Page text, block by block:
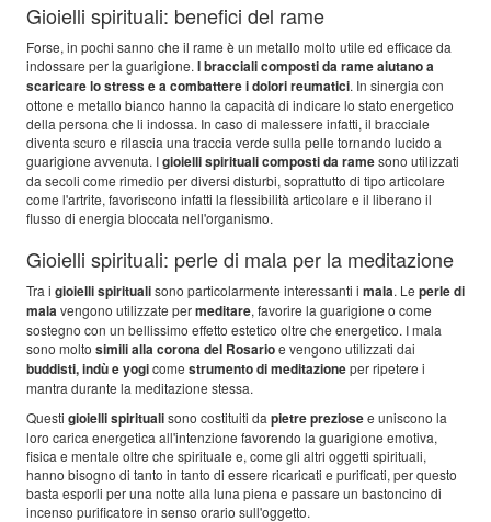
Gioielli spirituali: benefici del rame
Forse, in pochi sanno che il rame è un metallo molto utile ed efficace da
indossare per la guarigione. I bracciali composti da rame aiutano a
scaricare lo stress e a combattere i dolori reumatici. In sinergia con
ottone e metallo bianco hanno la capacità di indicare lo stato energetico
della persona che li indossa. In caso di malessere infatti, il bracciale
diventa scuro e rilascia una traccia verde sulla pelle tornando lucido a
guarigione avvenuta. Igioielli spirituali composti da ramesono utilizzati
da secoli come rimedio per diversi disturbi, soprattutto di tipo articolare
come l'artrite, favoriscono infatti la flessibilità articolare e il liberano il
flusso di energia bloccata nell'organismo.
Gioielli spirituali: perle di mala per la meditazione
Tra i gioielli spiritualisono particolarmente interessanti i mala. Le perle di
malavengono utilizzate permeditare, favorire la guarigione o come
sostegno con un bellissimo effetto estetico oltre che energetico. I mala
sono molto simili alla corona del Rosarioe vengono utilizzati dai
buddisti, indù e yogicome strumento di meditazioneper ripetere i
mantra durante la meditazione stessa.
Questi gioielli spiritualisono costituiti da pietre preziosee uniscono la
loro carica energetica all'intenzione favorendo la guarigione emotiva,
fisica e mentale oltre che spirituale e, come gli altri oggetti spirituali,
hanno bisogno di tanto in tanto di essere ricaricati e purificati, per questo
basta esporli per una notte alla luna piena e passare un bastoncino di
incenso purificatore in senso orario sull'oggetto.